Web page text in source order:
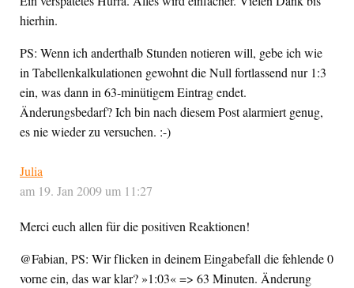
hierhin.
PS: Wenn ich anderthalb Stunden notieren will, gebe ich wie
in Tabellenkalkulationen gewohnt die Null fortlassend nur 1:3
ein, was dann in 63-minütigem Eintrag endet.
Änderungsbedarf? Ich bin nach diesem Post alarmiert genug,
es nie wieder zu versuchen. :-)
Julia
am 19. Jan 2009 um 11:27
Merci euch allen für die positiven Reaktionen!
@Fabian, PS: Wir flicken in deinem Eingabefall die fehlende 0
vorne ein, das war klar? »1:03« => 63 Minuten. Änderung